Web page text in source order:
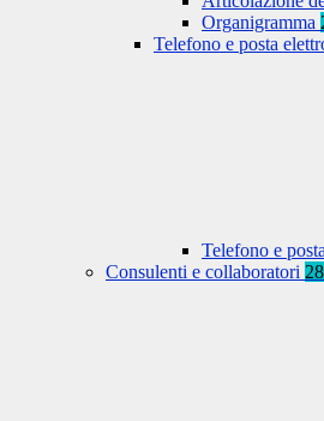
Organigramma
Telefono e posta
Telefono e
Consulenti e collaboratori 28